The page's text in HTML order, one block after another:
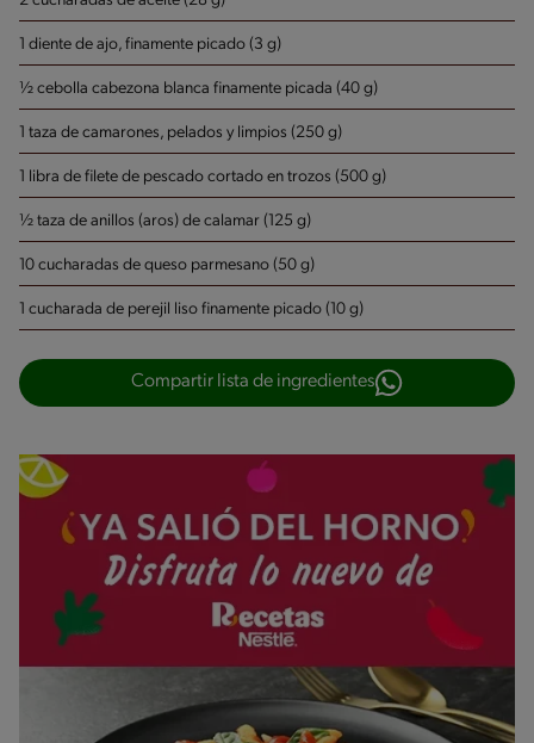
1 diente de ajo, finamente picado (3 g)
½ cebolla cabezona blanca finamente picada (40 g)
1 taza de camarones, pelados y limpios (250 g)
1 libra de filete de pescado cortado en trozos (500 g)
½ taza de anillos (aros) de calamar (125 g)
10 cucharadas de queso parmesano (50 g)
1 cucharada de perejil liso finamente picado (10 g)
Compartir lista de ingredientes